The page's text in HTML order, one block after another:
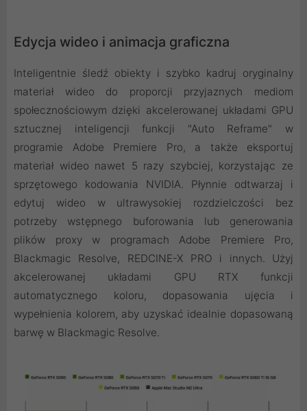
Edycja wideo i animacja graficzna
Inteligentnie śledź obiekty i szybko kadruj oryginalny
materiał wideo do proporcji przyjaznych mediom
społecznościowym dzięki akcelerowanej układami GPU
sztucznej inteligencji funkcji "Auto Reframe" w
programie Adobe Premiere Pro, a także eksportuj
materiał wideo nawet 5 razy szybciej, korzystając ze
sprzętowego kodowania NVIDIA. Płynnie odtwarzaj i
edytuj wideo w ultrawysokiej rozdzielczości bez
potrzeby wstępnego buforowania lub generowania
plików proxy w programach Adobe Premiere Pro,
Blackmagic Resolve, REDCINE-X PRO i innych. Użyj
akcelerowanej układami GPU RTX funkcji
automatycznego koloru, dopasowania ujęcia i
wypełnienia kolorem, aby uzyskać idealnie dopasowaną
barwę w Blackmagic Resolve.